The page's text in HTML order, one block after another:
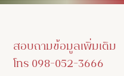
สอบถามข้อมูลเพิ่มเติม
โทร 098-052-3666